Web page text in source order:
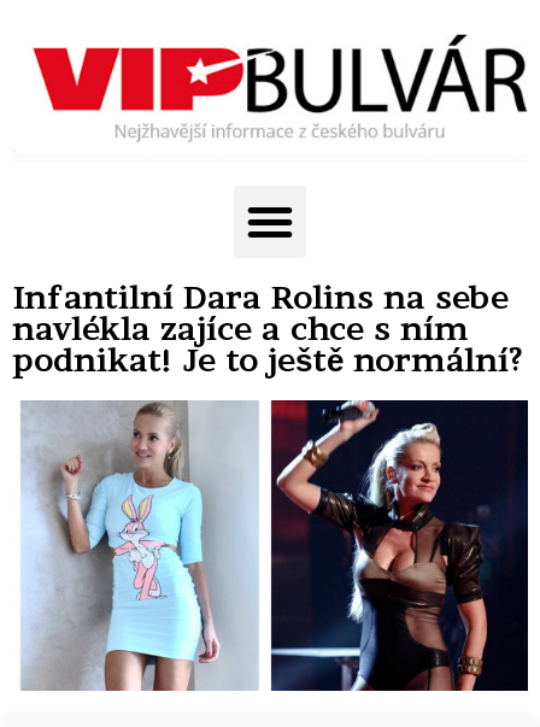
Infantilní Dara Rolins na sebe
navlékla zajíce a chce s ním
podnikat! Je to ještě normální?